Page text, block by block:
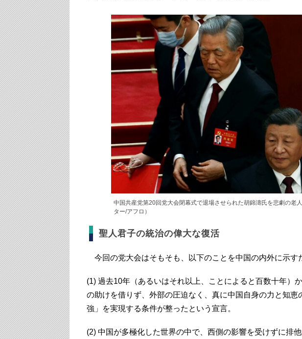
中国共産党第20回党大会閉幕式で退場させられた胡錦濤氏を悲劇の老
ター/アフロ）
聖人君子の統治の偉大な復活
今回の党大会はそもそも、以下のことを中国の内外に示す
(1) 過去10年（あるいはそれ以上、ことによると百数十年）
の助けを借りず、外部の圧迫なく、真に中国自身の力と知恵
強」を実現する条件が整ったという宣言。
(2) 中国が多極化した世界の中で、西側の影響を受けずに排